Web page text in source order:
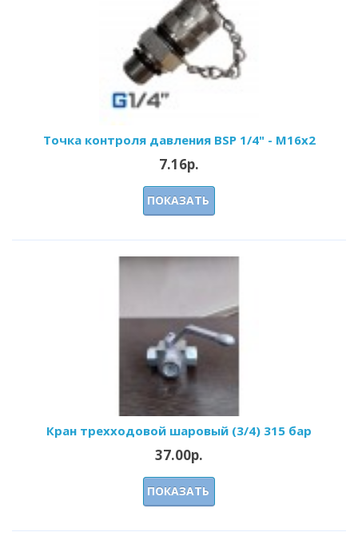
Точка контроля давления BSP 1/4" - M16x2
7.16р.
ПОКАЗАТЬ
Кран трехходовой шаровый (3/4) 315 бар
37.00р.
ПОКАЗАТЬ